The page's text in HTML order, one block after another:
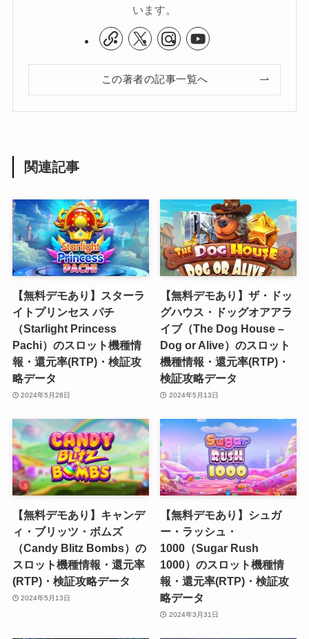
います。
この著者の記事一覧へ
関連記事
【無料デモあり】スターラ
イトプリンセス パチ
（Starlight Princess
Pachi）のスロット機種情
報・還元率(RTP)・検証攻
略データ
2024年5月28日
【無料デモあり】ザ・ドッ
グハウス・ドッグオアアラ
イブ（The Dog House –
Dog or Alive）のスロット
機種情報・還元率(RTP)・
検証攻略データ
2024年5月13日
【無料デモあり】キャンデ
ィ・ブリッツ・ボムズ
（Candy Blitz Bombs）の
スロット機種情報・還元率
(RTP)・検証攻略データ
2024年5月13日
【無料デモあり】シュガ
ー・ラッシュ・
1000（Sugar Rush
1000）のスロット機種情
報・還元率(RTP)・検証攻
略データ
2024年3月31日